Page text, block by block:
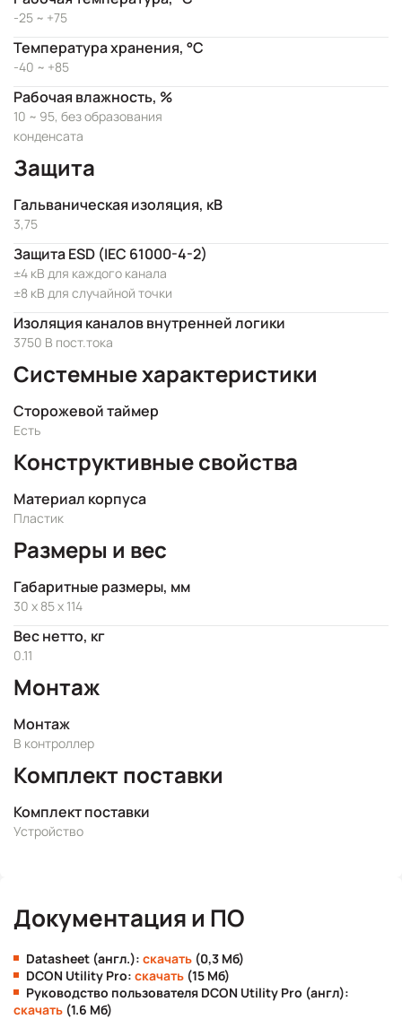
-25 ~ +75
Температура хранения, °C
-40 ~ +85
Рабочая влажность, %
10 ~ 95, без образования
конденсата
Защита
Гальваническая изоляция, кВ
3,75
Защита ESD (IEC 61000-4-2)
±4 кВ для каждого канала
±8 кВ для случайной точки
Изоляция каналов внутренней логики
3750 В пост.тока
Системные характеристики
Сторожевой таймер
Есть
Конструктивные свойства
Материал корпуса
Пластик
Размеры и вес
Габаритные размеры, мм
30 x 85 x 114
Вес нетто, кг
0.11
Монтаж
Монтаж
В контроллер
Комплект поставки
Комплект поставки
Устройство
Документация и ПО
Datasheet (англ.): скачать (0,3 Мб)
DCON Utility Pro: скачать (15 Мб)
Руководство пользователя DCON Utility Pro (англ):
скачать (1.6 Мб)